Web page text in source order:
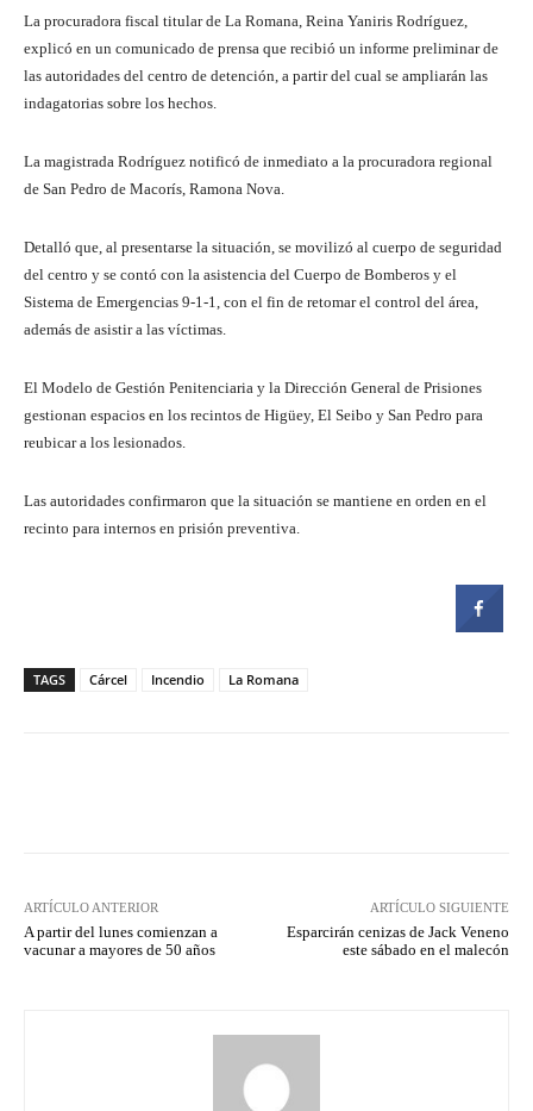
La procuradora fiscal titular de La Romana, Reina Yaniris Rodríguez,
explicó en un comunicado de prensa que recibió un informe preliminar de
las autoridades del centro de detención, a partir del cual se ampliarán las
indagatorias sobre los hechos.
La magistrada Rodríguez notificó de inmediato a la procuradora regional
de San Pedro de Macorís, Ramona Nova.
Detalló que, al presentarse la situación, se movilizó al cuerpo de seguridad
del centro y se contó con la asistencia del Cuerpo de Bomberos y el
Sistema de Emergencias 9-1-1, con el fin de retomar el control del área,
además de asistir a las víctimas.
El Modelo de Gestión Penitenciaria y la Dirección General de Prisiones
gestionan espacios en los recintos de Higüey, El Seibo y San Pedro para
reubicar a los lesionados.
Las autoridades confirmaron que la situación se mantiene en orden en el
recinto para internos en prisión preventiva.
TAGS Cárcel Incendio La Romana
ARTÍCULO ANTERIOR
A partir del lunes comienzan a
vacunar a mayores de 50 años
ARTÍCULO SIGUIENTE
Esparcirán cenizas de Jack Veneno
este sábado en el malecón